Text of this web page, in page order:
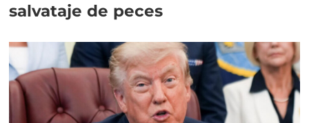
salvataje de peces